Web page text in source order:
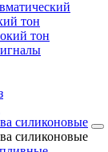
тон
тон
силиконовые
силиконовые